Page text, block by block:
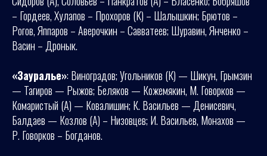
– Гордеев, Хулапов – Прохоров (К) – Шалышкин; Брютов –
Рогов, Яппаров – Аверочкин – Савватеев; Шуравин, Янченко –
Васин – Дронык.
«Зауралье»: Виноградов; Угольников (К) — Шикун, Грымзин
— Тагиров — Рыжов; Беляков — Кожемякин, М. Говорков —
Комаристый (А) — Ковалишин; К. Васильев — Денисевич,
Балдаев — Козлов (А) – Низовцев; И. Васильев, Монахов —
Р. Говорков – Богданов.